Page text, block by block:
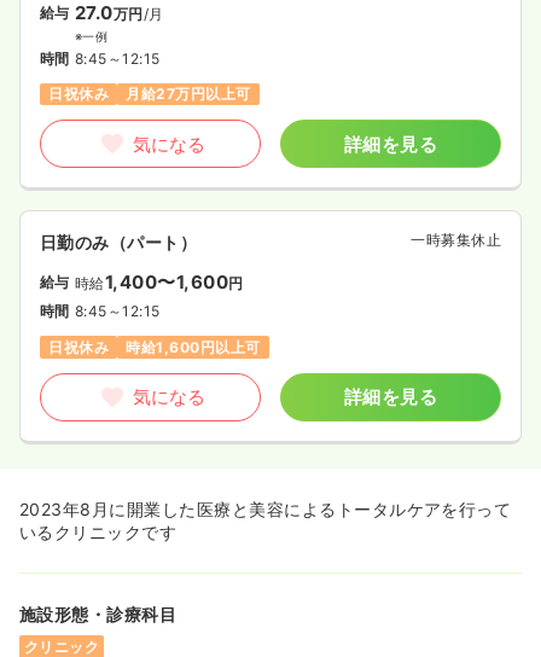
給与 27.0万円/月
※一例
時間 8:45～12:15
日祝休み
月給27万円以上可
気になる 詳細を見る
日勤のみ（パート） 一時募集休止
給与 時給1,400〜1,600円
時間 8:45～12:15
日祝休み
時給1,600円以上可
気になる 詳細を見る
2023年8月に開業した医療と美容によるトータルケアを行って
いるクリニックです
施設形態・診療科目
クリニック